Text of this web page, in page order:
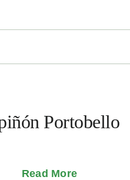
Portobello
Read More